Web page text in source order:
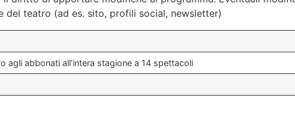
teatro (ad es. sito, profili social, newsletter)
agli abbonati all’intera stagione a 14 spettacoli